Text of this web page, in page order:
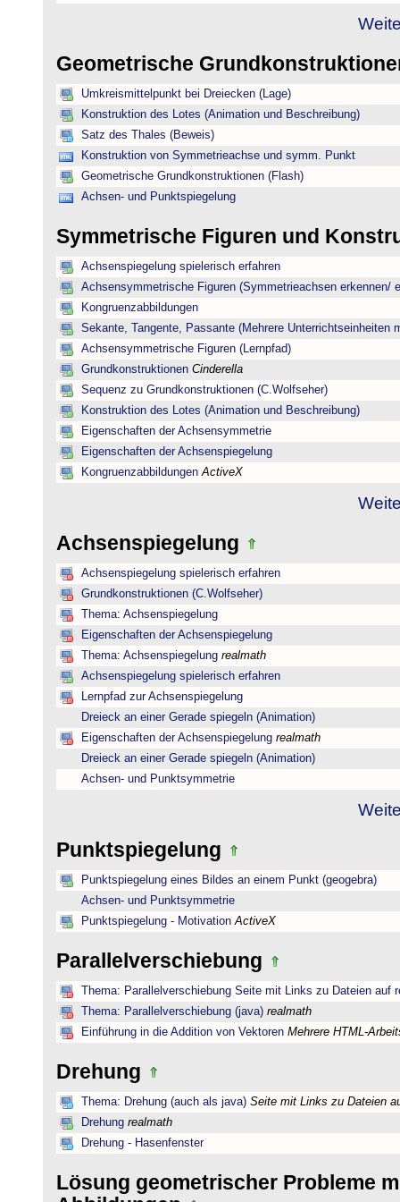
Geometrische
Umkreismittelpunkt bei Dreiecken (Lage)
Konstruktion des Lotes (Animation und Beschreibung)
Satz des Thales (Beweis)
Konstruktion von Symmetrieachse und symm. Punkt
Geometrische Grundkonstruktionen (Flash)
Achsen- und Punktspiegelung
Symmetrische Figuren und
Achsenspiegelung spielerisch erfahren
Achsensymmetrische Figuren (Symmetrieachsen erkennen/
Kongruenzabbildungen
Sekante, Tangente, Passante (Mehrere Unterrichtseinheiten
Achsensymmetrische Figuren (Lernpfad)
Grundkonstruktionen Cinderella
Sequenz zu Grundkonstruktionen (C.Wolfseher)
Konstruktion des Lotes (Animation und Beschreibung)
Eigenschaften der Achsensymmetrie
Eigenschaften der Achsenspiegelung
Kongruenzabbildungen ActiveX
Achsenspiegelung
Achsenspiegelung spielerisch erfahren
Grundkonstruktionen (C.Wolfseher)
Thema: Achsenspiegelung
Eigenschaften der Achsenspiegelung
Thema: Achsenspiegelung realmath
Achsenspiegelung spielerisch erfahren
Lernpfad zur Achsenspiegelung
Dreieck an einer Gerade spiegeln (Animation)
Eigenschaften der Achsenspiegelung realmath
Dreieck an einer Gerade spiegeln (Animation)
Achsen- und Punktsymmetrie
Punktspiegelung
Punktspiegelung eines Bildes an einem Punkt (geogebra)
Achsen- und Punktsymmetrie
Punktspiegelung - Motivation ActiveX
Parallelverschiebung
Thema: Parallelverschiebung Seite mit Links zu Dateien auf
Thema: Parallelverschiebung (java) realmath
Einführung in die Addition von Vektoren Mehrere HTML-
Drehung
Thema: Drehung (auch als java) Seite mit Links zu Dateien
Drehung realmath
Drehung - Hasenfenster
Lösung geometrischer Probleme